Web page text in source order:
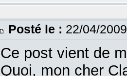
Posté le : 22/04/
Ce post vient de
Quoi, mon cher